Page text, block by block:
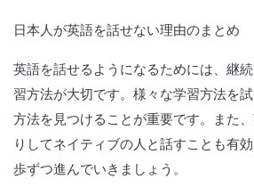
日本人が英語を話せない理由のまとめ
英語を話せるようになるためには、継
習方法が大切です。様々な学習方法を
方法を見つけることが重要です。また
りしてネイティブの人と話すことも有
歩ずつ進んでいきましょう。